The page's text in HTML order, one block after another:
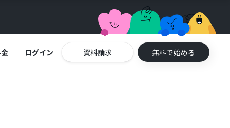
ログイン 資料請求 無料で始める